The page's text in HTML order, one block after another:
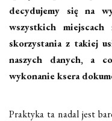
decydujemy się na
wszystkich
skorzystania z takiej
naszych danych, a
wykonanie ksera
Praktyka ta nadal jest